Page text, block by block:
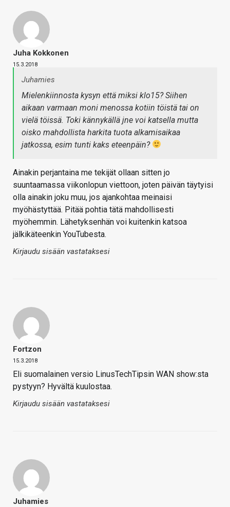
Juha Kokkonen
15.3.2018
Juhamies
Mielenkiinnosta kysyn että miksi klo15? Siihen
aikaan varmaan moni menossa kotiin töistä tai on
vielä töissä. Toki kännykällä jne voi katsella mutta
oisko mahdollista harkita tuota alkamisaikaa
jatkossa, esim tunti kaks eteenpäin?
Ainakin perjantaina me tekijät ollaan sitten jo
suuntaamassa viikonlopun viettoon, joten päivän täytyisi
olla ainakin joku muu, jos ajankohtaa meinaisi
myöhästyttää. Pitää pohtia tätä mahdollisesti
myöhemmin. Lähetyksenhän voi kuitenkin katsoa
jälkikäteenkin YouTubesta.
Kirjaudu sisään vastataksesi
Fortzon
15.3.2018
Eli suomalainen versio LinusTechTipsin WAN show:sta
pystyyn? Hyvältä kuulostaa.
Kirjaudu sisään vastataksesi
Juhamies